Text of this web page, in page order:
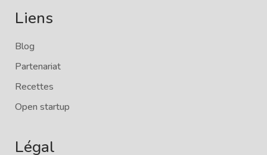
Liens
Blog
Partenariat
Recettes
Open startup
Légal